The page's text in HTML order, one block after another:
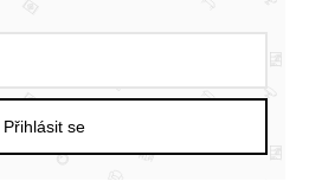
Přihlásit se